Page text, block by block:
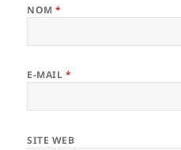
NOM*
E-MAIL *
SITE WEB